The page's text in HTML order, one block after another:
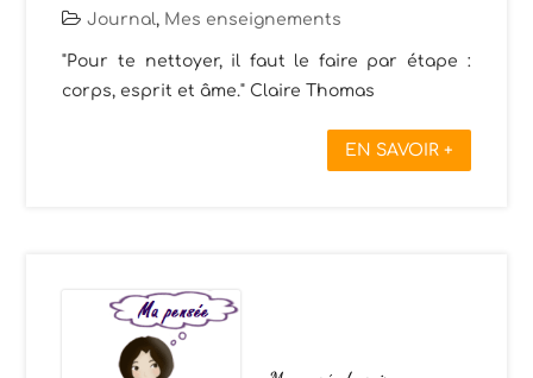
Journal, Mes enseignements
"Pour te nettoyer, il faut le faire par étape :
corps, esprit et âme." Claire Thomas
EN SAVOIR +